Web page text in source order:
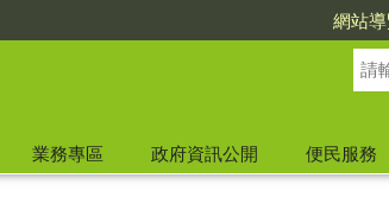
網站
業務專區 政府資訊公開 便民服務